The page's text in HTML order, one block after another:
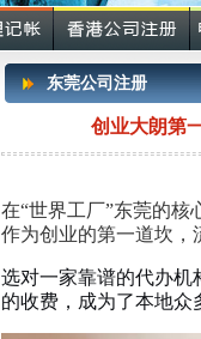
东莞公司注册
创业大朗第
在“世界工厂”东莞的
作为创业的第一道坎，
选对一家靠谱的代办机
的收费，成为了本地众